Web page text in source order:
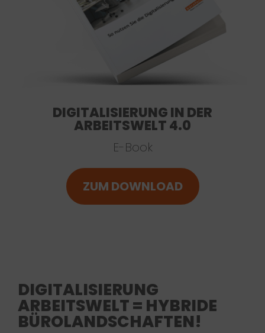
DIGITALISIERUNG IN DER
ARBEITSWELT 4.0
E-Book
ZUM DOWNLOAD
DIGITALISIERUNG
ARBEITSWELT = HYBRIDE
BÜROLANDSCHAFTEN!